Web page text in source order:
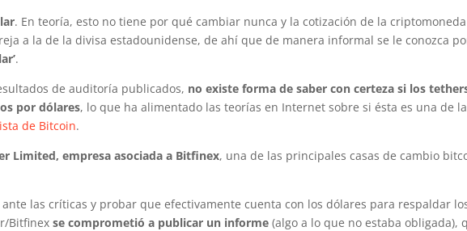
. En teoría, esto no tiene por qué cambiar nunca y la cotización de la criptomoneda
a la de la divisa estadounidense, de ahí que de manera informal se le conozca
.
de auditoría publicados, no existe forma de saber con certeza si los
por dólares, lo que ha alimentado las teorías en Internet sobre si ésta es una de
de Bitcoin.
Limited, empresa asociada a Bitfinex, una de las principales casas de cambio
las críticas y probar que efectivamente cuenta con los dólares para respaldar
Bitfinex se comprometió a publicar un informe (algo a lo que no estaba obligada),